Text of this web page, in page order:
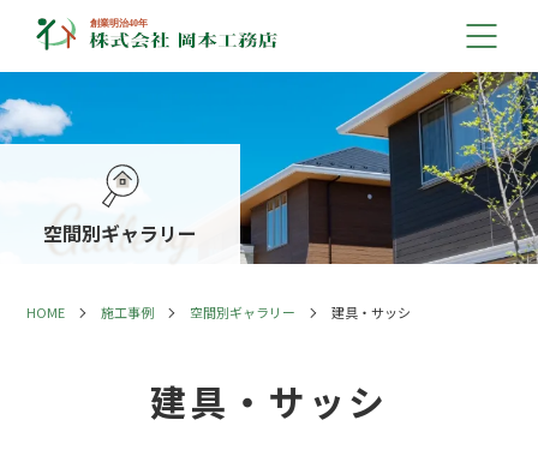
空間別ギャラリー
HOME 施工事例 空間別ギャラリー 建具・サッシ
建具・サッシ